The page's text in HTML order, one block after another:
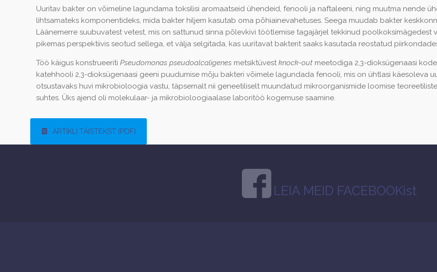
Uuritav bakter on võimeline lagundama toksilisi aromaatseid ühendeid, fenooli ja naftaleeni, ning muutma nende
lihtsamateks komponentideks, mida bakter hiljem kasutab oma põhiainevahetuses. Seega muudab bakter
Läänemerre suubuvatest vetest, mis on sattunud sinna põlevkivi töötlemise tagajärjel tekkinud poolkoksimägedest
pikemas perspektiivis seotud sellega, et välja selgitada, kas uuritavat bakterit saaks kasutada reostatud
Töö käigus konstrueeritiPseudomonas pseudoalcaligenes metsiktüvestknock-out meetodiga 2,3-dioksügenaasi
katehhooli 2,3-dioksügenaasi geeni puudumise mõju bakteri võimele lagundada fenooli, mis on ühtlasi käesoleva
otsustavaks huvi mikrobioloogia vastu, täpsemalt nii geneetiliselt muundatud mikroorganismide loomise
suhtes. Üks ajend oli molekulaar- ja mikrobioloogiaalase laboritöö kogemuse saamine.
ARTIKLI TÄISTEKST (PDF)
LEIA MEID FACEBOOKist